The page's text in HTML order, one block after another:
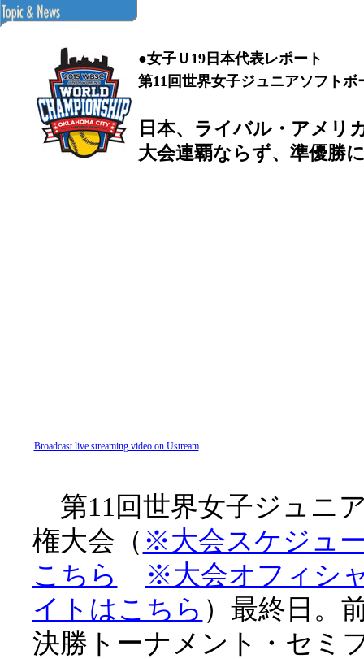
●女子Ｕ19日本代表レポート
第11回世界女子ジュニアソフト
日本、ライバル・アメ
大会連覇ならず、準優勝
Broadcast live streaming video on Ustream
第11回世界女子ジュニ
権大会（ ※大会スケジュ
こちら
※大会オフィシ
イトはこちら ）最終日。
決勝トーナメント・セミ